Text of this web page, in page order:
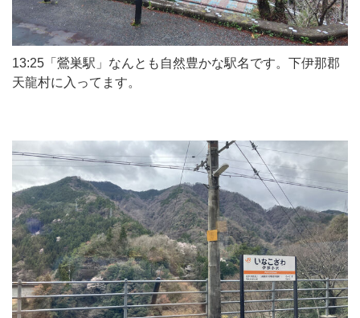
13:25「鶯巣駅」なんとも自然豊かな駅名です。下伊那郡
天龍村に入ってます。